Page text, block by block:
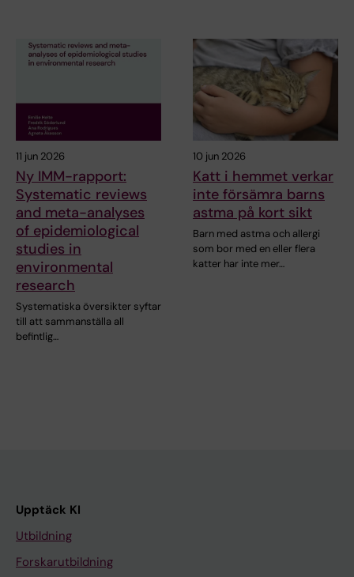
11 jun 2026
Ny IMM-rapport:
Systematic reviews
and meta-analyses
of epidemiological
studies in
environmental
research
Systematiska översikter syftar
till att sammanställa all
befintlig…
10 jun 2026
Katt i hemmet verkar
inte försämra barns
astma på kort sikt
Barn med astma och allergi
som bor med en eller flera
katter har inte mer…
Upptäck KI
Utbildning
Forskarutbildning